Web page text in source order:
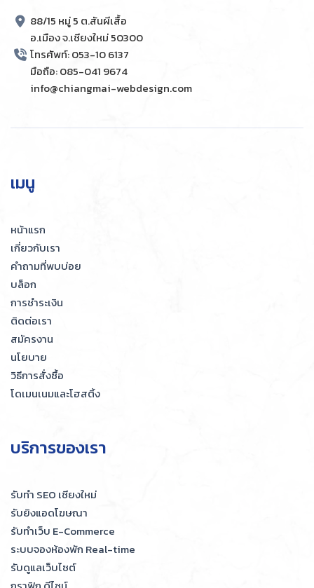
88/15 หมู่ 5 ต.สันผีเสื้อ
อ.เมือง จ.เชียงใหม่ 50300
โทรศัพท์: 053-10 6137
มือถือ: 085-041 9674
info@chiangmai-webdesign.com
เมนู
หน้าแรก
เกี่ยวกับเรา
คำถามที่พบบ่อย
บล็อก
การชำระเงิน
ติดต่อเรา
สมัครงาน
นโยบาย
วิธีการสั่งซื้อ
โดเมนเนมและโฮสติ้ง
บริการของเรา
รับทำ SEO เชียงใหม่
รับยิงแอดโฆษณา
รับทำเว็บ E-Commerce
ระบบจองห้องพัก Real-time
รับดูแลเว็บไซต์